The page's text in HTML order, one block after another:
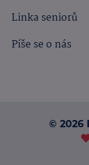
Linka seniorů
Píše se o nás
© 2026